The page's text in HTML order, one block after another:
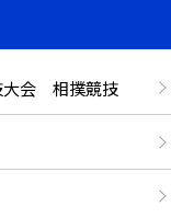
大会 相撲競技